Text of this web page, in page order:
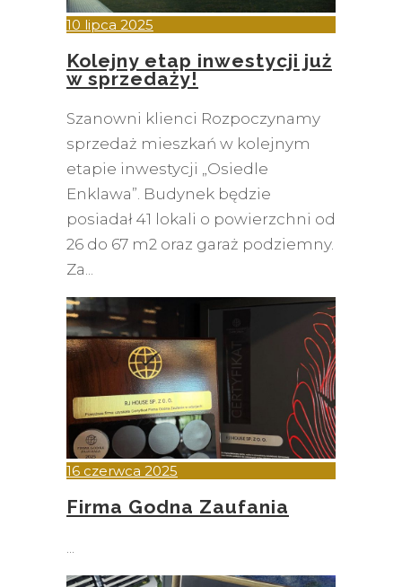
10 lipca 2025
Kolejny etap inwestycji już
w sprzedaży!
Szanowni klienci Rozpoczynamy
sprzedaż mieszkań w kolejnym
etapie inwestycji „Osiedle
Enklawa”. Budynek będzie
posiadał 41 lokali o powierzchni od
26 do 67 m2 oraz garaż podziemny.
Za
16 czerwca 2025
Firma Godna Zaufania